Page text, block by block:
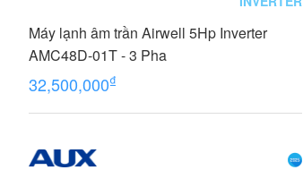
Máy lạnh âm trần Airwell 5Hp Inverter
AMC48D-01T - 3 Pha
32,500,000₫